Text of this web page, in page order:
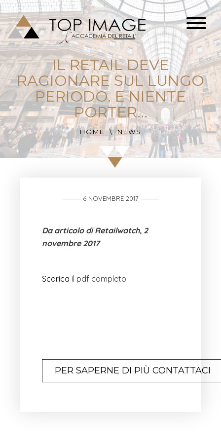
IL RETAIL DEVE
RAGIONARE SUL LUNGO
PERIODO. E NIENTE
PORTER…
HOME NEWS
6 NOVEMBRE 2017
Da articolo di Retailwatch, 2
novembre 2017
Scarica il pdf completo
PER SAPERNE DI PIÙ CONTATTACI